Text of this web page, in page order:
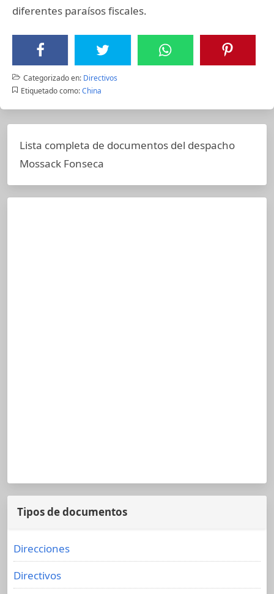
diferentes paraísos fiscales.
Categorizado en: Directivos
Etiquetado como: China
Lista completa de documentos del despacho
Mossack Fonseca
Tipos de documentos
Direcciones
Directivos